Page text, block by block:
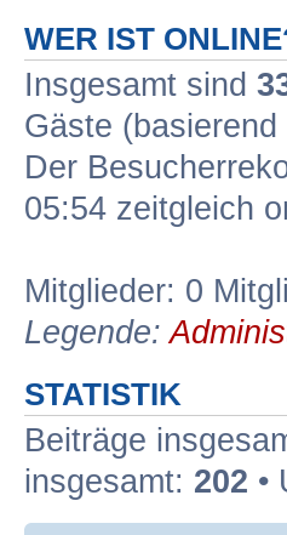
WER IST
Insgesamt sind
Gäste
Der
05:54 zeitgleich
Mitglieder: 0
Legende:
STATISTIK
Beiträge
insgesamt: 202 •